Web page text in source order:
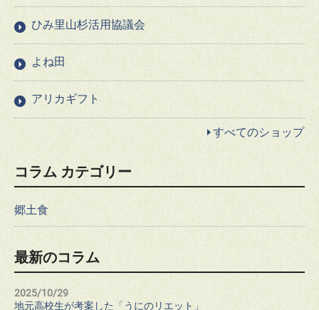
ひみ里山杉活用協議会
よね田
アリカギフト
すべてのショップ
コラム カテゴリー
郷土食
最新のコラム
2025/10/29
地元高校生が考案した「うにのリエット」